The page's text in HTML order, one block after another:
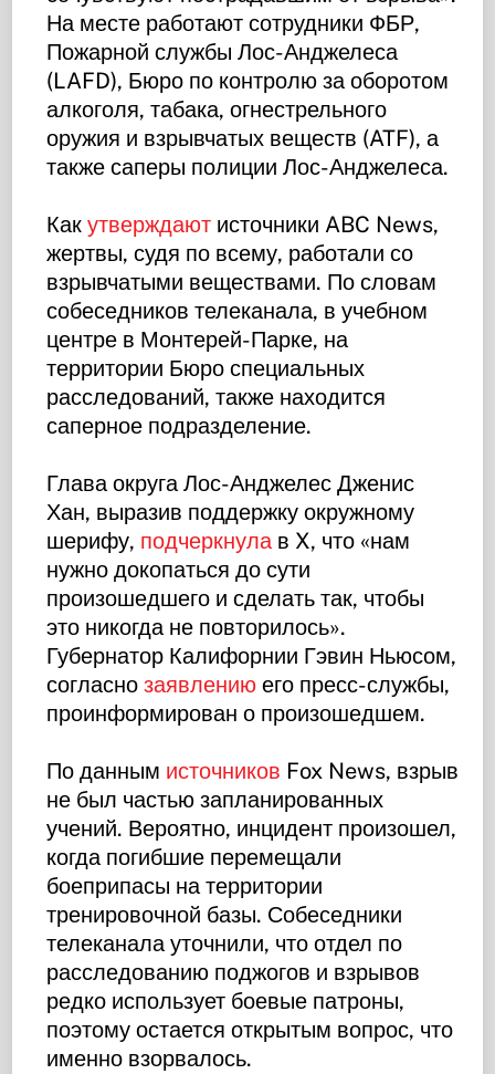
На месте работают сотрудники ФБР,
Пожарной службы Лос-Анджелеса
(LAFD), Бюро по контролю за оборотом
алкоголя, табака, огнестрельного
оружия и взрывчатых веществ (ATF), а
также саперы полиции Лос-Анджелеса.
Какутверждают источники ABC News,
жертвы, судя по всему, работали со
взрывчатыми веществами. По словам
собеседников телеканала, в учебном
центре в Монтерей-Парке, на
территории Бюро специальных
расследований, также находится
саперное подразделение.
Глава округа Лос-Анджелес Дженис
Хан, выразив поддержку окружному
шерифу, подчеркнулав X, что «нам
нужно докопаться до сути
произошедшего и сделать так, чтобы
это никогда не повторилось».
Губернатор Калифорнии Гэвин Ньюсом,
согласнозаявлению его пресс-службы,
проинформирован о произошедшем.
По данным источников Fox News, взрыв
не был частью запланированных
учений. Вероятно, инцидент произошел,
когда погибшие перемещали
боеприпасы на территории
тренировочной базы. Собеседники
телеканала уточнили, что отдел по
расследованию поджогов и взрывов
редко использует боевые патроны,
поэтому остается открытым вопрос, что
именно взорвалось.